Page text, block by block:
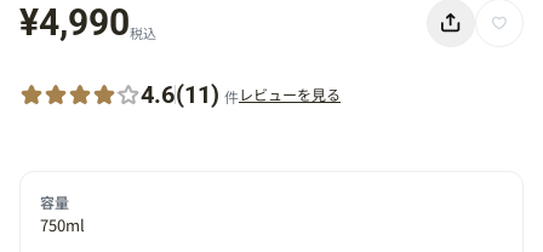
¥4,990税込
4.6(11) 件レビューを見る
容量
750ml